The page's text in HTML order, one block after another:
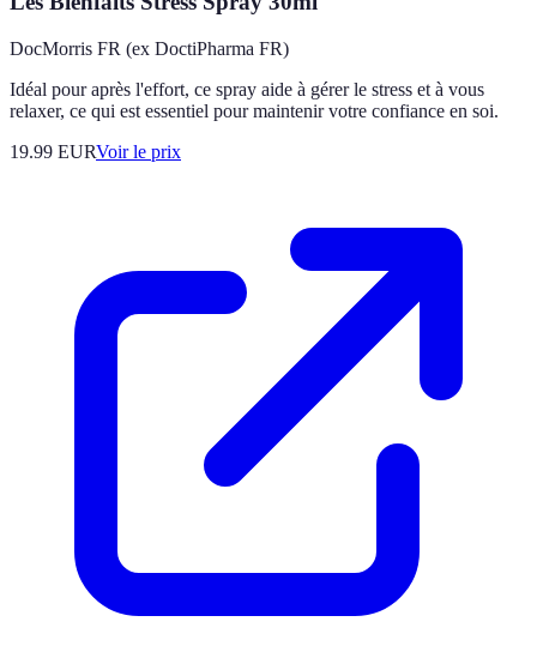
DocMorris FR (ex DoctiPharma FR)
Idéal pour après l'effort, ce spray aide à gérer le stress et à vous
relaxer, ce qui est essentiel pour maintenir votre confiance en soi.
19.99 EURVoir le prix